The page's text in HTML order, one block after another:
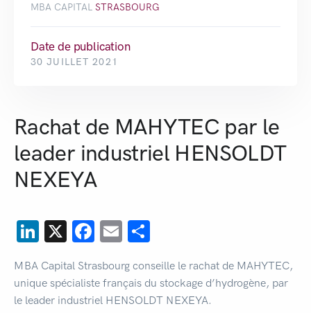
MBA CAPITAL STRASBOURG
Date de publication
30 JUILLET 2021
Rachat de MAHYTEC par le
leader industriel HENSOLDT
NEXEYA
LinkedIn
X Facebook
Email
MBA Capital Strasbourg conseille le rachat de MAHYTEC,
unique spécialiste français du stockage d’hydrogène, par
le leader industriel HENSOLDT NEXEYA.